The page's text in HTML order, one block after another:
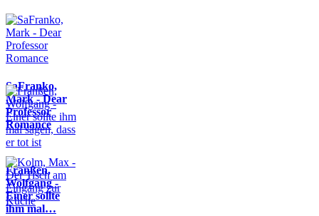
SaFranko,
Mark - Dear
Professor
Romance
Franßen,
Wolfgang -
Einer sollte
ihm mal…